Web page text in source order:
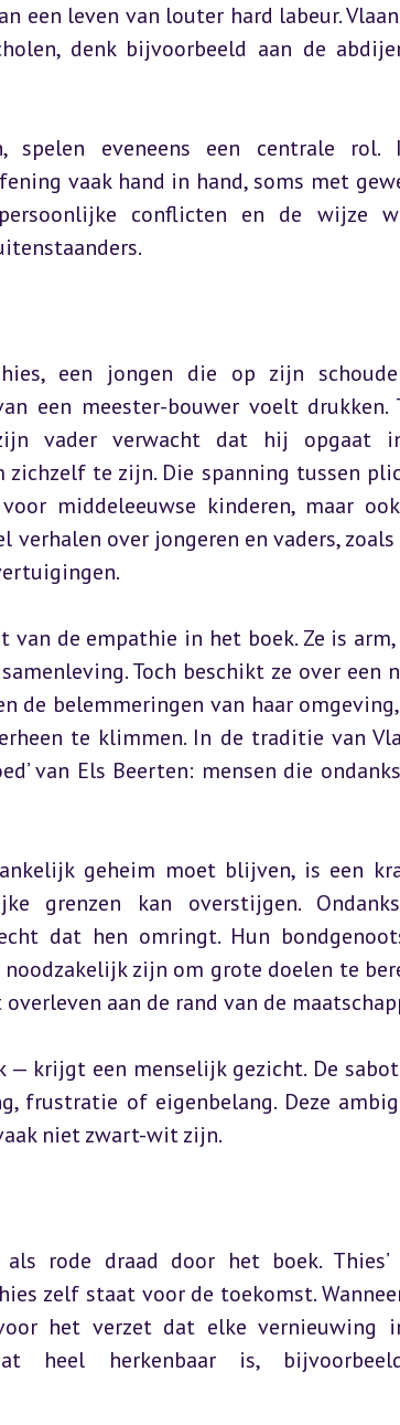
een leven van louter hard labeur.
denk bijvoorbeeld aan de
eveneens een centrale rol.
vaak hand in hand, soms met
conflicten en de wijze
een jongen die op zijn
een meester-bouwer voelt drukken.
vader verwacht dat hij opgaat
te zijn. Die spanning tussen
middeleeuwse kinderen, maar
over jongeren en vaders, zoals
de empathie in het boek. Ze is
Toch beschikt ze over een
de belemmeringen van haar
te klimmen. In de traditie van
van Els Beerten: mensen die
geheim moet blijven, is een
grenzen kan overstijgen.
dat hen omringt. Hun
zijn om grote doelen te
aan de rand van de
krijgt een menselijk gezicht. De
frustratie of eigenbelang. Deze
niet zwart-wit zijn.
rode draad door het boek. Thies’
zelf staat voor de toekomst.
het verzet dat elke vernieuwing
heel herkenbaar is,